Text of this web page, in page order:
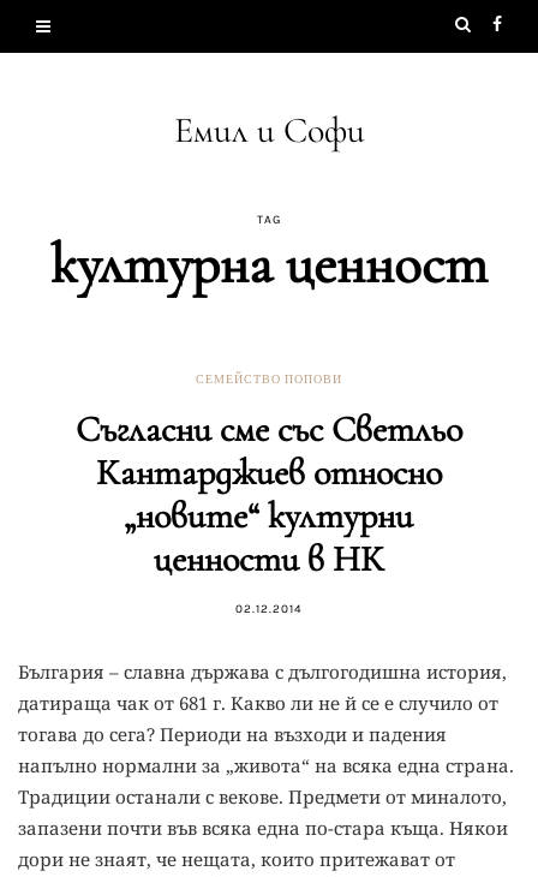
Емил и Софи
TAG
културна ценност
СЕМЕЙСТВО ПОПОВИ
Съгласни сме със Светльо
Кантарджиев относно
„новите“ културни
ценности в НК
02.12.2014
България – славна държава с дългогодишна история,
датираща чак от 681 г. Какво ли не й се е случило от
тогава до сега? Периоди на възходи и падения
напълно нормални за „живота“ на всяка една страна.
Традиции останали с векове. Предмети от миналото,
запазени почти във всяка една по-стара къща. Някои
дори не знаят, че нещата, които притежават от